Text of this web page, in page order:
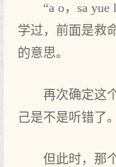
“a o，sa
学过，前‌面是救
的意‌思。
再次确定这
己是不是听错了。
但此时‌，那